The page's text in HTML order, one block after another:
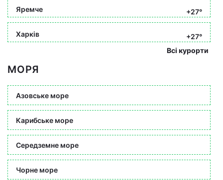
Яремче +27°
Харків
+27°
Всі курорти
МОРЯ
Азовське море
Карибське море
Середземне море
Чорне море